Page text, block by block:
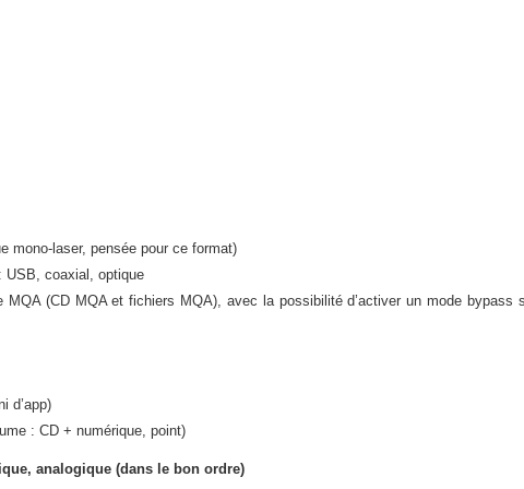
mono-laser, pensée pour ce format)
USB, coaxial, optique
MQA (CD MQA et fichiers MQA), avec la possibilité d’activer un mode bypass
d’app)
: CD + numérique, point)
analogique (dans le bon ordre)